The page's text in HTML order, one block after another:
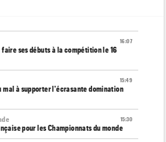
16:07
ses débuts à la compétition le 16
15:49
mal à supporter l'écrasante domination
15:30
pour les Championnats du monde